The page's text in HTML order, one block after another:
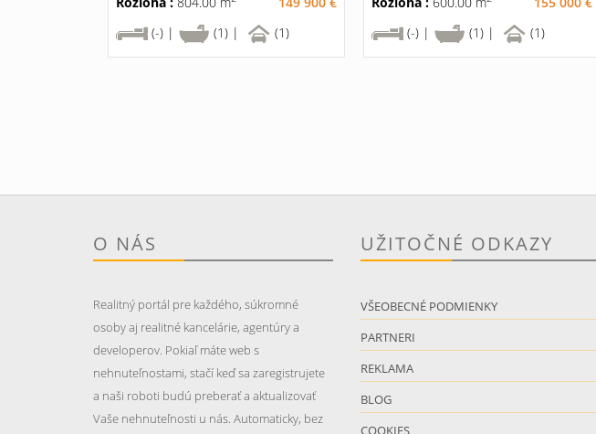
(-) |
(1) | (1)
(-) |
(1) | (1)
O NÁS
Realitný portál pre každého, súkromné
osoby aj realitné kancelárie, agentúry a
developerov. Pokiaľ máte web s
nehnuteľnostami, stačí keď sa zaregistrujete
a naši roboti budú preberať a aktualizovať
Vaše nehnuteľnosti u nás. Automaticky, bez
UŽITOČNÉ ODKAZY
VŠEOBECNÉ PODMIENKY
PARTNERI
REKLAMA
BLOG
COOKIES